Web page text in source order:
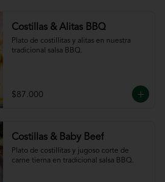
Costillas & Alitas BBQ
Plato de costillitas y alitas en nuestra
tradicional salsa BBQ.
$87.000
Costillas & Baby Beef
Plato de costillitas y jugoso corte de
carne tierna en tradicional salsa BBQ.